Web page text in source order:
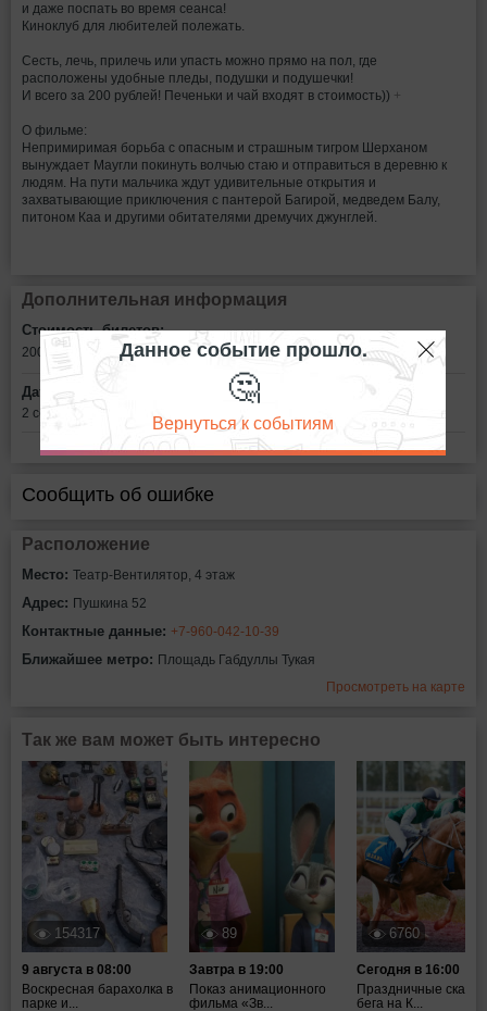
и даже поспать во время сеанса!
Киноклуб для любителей полежать.
Сесть, лечь, прилечь или упасть можно прямо на пол, где
расположены удобные пледы, подушки и подушечки!
И всего за 200 рублей! Печеньки и чай входят в стоимость)) +
О фильме:
Непримиримая борьба с опасным и страшным тигром Шерханом
вынуждает Маугли покинуть волчью стаю и отправиться в деревню к
людям. На пути мальчика ждут удивительные открытия и
захватывающие приключения с пантерой Багирой, медведем Балу,
питоном Каа и другими обитателями дремучих джунглей.
Дополнительная информация
Стоимость билетов:
200 рублей
Дата:
2 сентября в 19:00
Сообщить об ошибке
Расположение
Место: Театр-Вентилятор, 4 этаж
Адрес: Пушкина 52
Контактные данные: +7-960-042-10-39
Ближайшее метро: Площадь Габдуллы Тукая
Просмотреть на карте
Так же вам может быть интересно
154317
9 августа в 08:00
Воскресная барахолка в
парке и...
89
Завтра в 19:00
Показ анимационного
фильма «Зв...
6760
Сегодня в 16:00
Праздничные
бега на К...
Данное событие прошло.
🤔
Вернуться к событиям